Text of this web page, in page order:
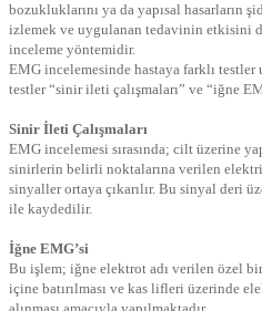
bozukluklarını ya da yapısal hasarların
izlemek ve uygulanan tedavinin etkisini
inceleme yöntemidir.
EMG incelemesinde hastaya farklı
testler “sinir ileti çalışmaları” ve “iğne
Sinir İleti Çalışmaları
EMG incelemesi sırasında; cilt üzerine
sinirlerin belirli noktalarına verilen
sinyaller ortaya çıkarılır. Bu sinyal deri
ile kaydedilir.
İğne EMG’si
Bu işlem; iğne elektrot adı verilen özel
içine batırılması ve kas lifleri üzerinde